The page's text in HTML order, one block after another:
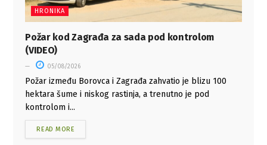
HRONIKA
Požar kod Zagrađa za sada pod kontrolom
(VIDEO)
05/08/2026
Požar između Borovca i Zagrađa zahvatio je blizu 100
hektara šume i niskog rastinja, a trenutno je pod
kontrolom i...
READ MORE